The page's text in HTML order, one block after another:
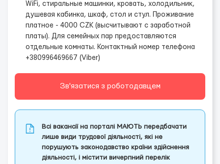
WiFi, стиральные машинки, кровать, холодильник,
душевая кабинка, шкаф, стол и стул. Проживание
платное - 4000 CZK (высчитывают с заработной
платы). Для семейных пар предоставляются
отдельные комнаты. Контактный номер телефона
+380996469667 (Viber)
Зв'язатися з роботодавцем
Всі вакансії на порталі МАЮТЬ передбачати
лише види трудової діяльності, які не
порушують законодавство країни здійснення
діяльності, і містити вичерпний перелік